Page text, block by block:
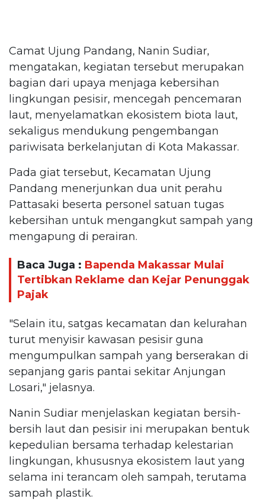
Camat Ujung Pandang, Nanin Sudiar,
mengatakan, kegiatan tersebut merupakan
bagian dari upaya menjaga kebersihan
lingkungan pesisir, mencegah pencemaran
laut, menyelamatkan ekosistem biota laut,
sekaligus mendukung pengembangan
pariwisata berkelanjutan di Kota Makassar.
Pada giat tersebut, Kecamatan Ujung
Pandang menerjunkan dua unit perahu
Pattasaki beserta personel satuan tugas
kebersihan untuk mengangkut sampah yang
mengapung di perairan.
Baca Juga : Bapenda Makassar Mulai
Tertibkan Reklame dan Kejar Penunggak
Pajak
"Selain itu, satgas kecamatan dan kelurahan
turut menyisir kawasan pesisir guna
mengumpulkan sampah yang berserakan di
sepanjang garis pantai sekitar Anjungan
Losari," jelasnya.
Nanin Sudiar menjelaskan kegiatan bersih-
bersih laut dan pesisir ini merupakan bentuk
kepedulian bersama terhadap kelestarian
lingkungan, khususnya ekosistem laut yang
selama ini terancam oleh sampah, terutama
sampah plastik.